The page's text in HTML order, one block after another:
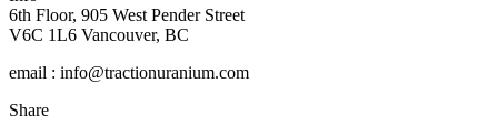
6th Floor, 905 West Pender Street
V6C 1L6 Vancouver, BC
email : info@tractionuranium.com
Share